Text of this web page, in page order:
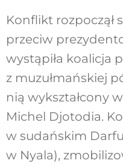
Konflikt rozpoczął
przeciw
wystąpiła koalicja
z muzułmańskiej
nią wykształcony
Michel Djotodia.
w sudańskim
w Nyala),